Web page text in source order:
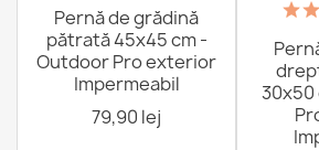
Pernă de grădină
pătrată 45x45 cm -
Outdoor Pro exterior
Impermeabil
79,90 lej
30x50